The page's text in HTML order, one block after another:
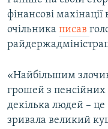
фінансові
очільника писав
«Найбільшим
грошей з
декілька людей – це
зривала великий